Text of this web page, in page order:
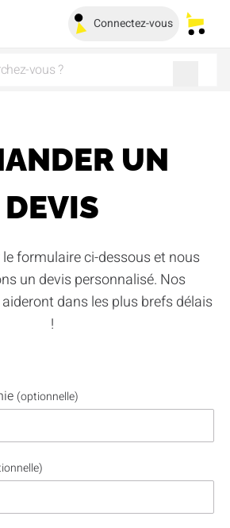
Connectez-vous Mes
UN
DEVIS
formulaire ci-dessous et nous
un devis personnalisé. Nos
dans les plus brefs délais
!
(optionnelle)